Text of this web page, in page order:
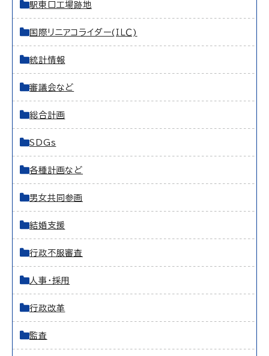
駅東口工場跡地
国際リニアコライダー(ＩＬＣ)
統計情報
審議会など
総合計画
SDGs
各種計画など
男女共同参画
結婚支援
行政不服審査
人事・採用
行政改革
監査